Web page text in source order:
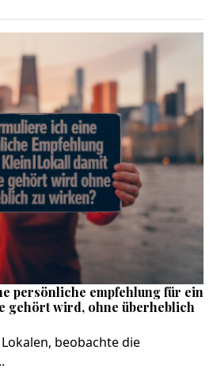
persönliche empfehlung für ein
gehört wird, ohne überheblich
beobachte die